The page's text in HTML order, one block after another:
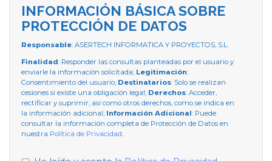
INFORMACIÓN BÁSICA SOBRE
PROTECCIÓN DE DATOS
Responsable: ASERTECH INFORMATICA Y PROYECTOS, S.L.
Finalidad: Responder las consultas planteadas por el usuario y
enviarle la información solicitada; Legitimación:
Consentimiento del usuario; Destinatarios: Solo se realizan
cesiones si existe una obligación legal; Derechos: Acceder,
rectificar y suprimir, así como otros derechos, como se indica en
la información adicional; Información Adicional: Puede
consultar la información completa de Protección de Datos en
nuestra Política de Privacidad